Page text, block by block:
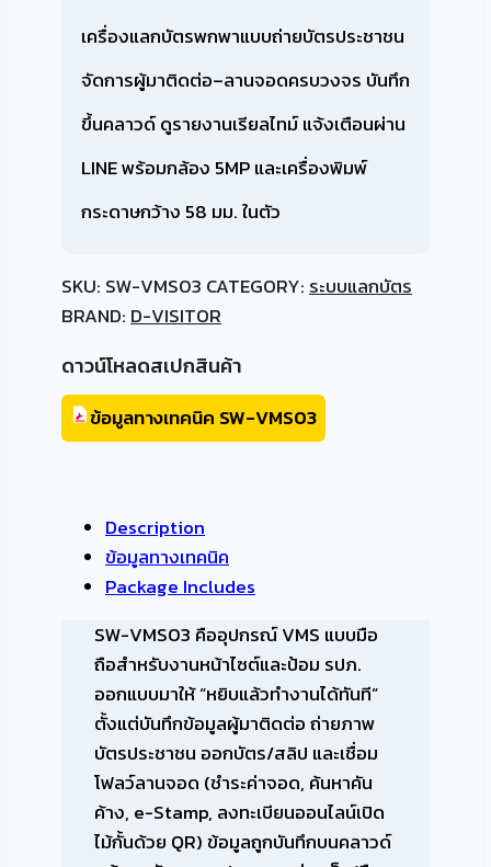
เครื่องแลกบัตรพกพาแบบถ่ายบัตรประชาชน
จัดการผู้มาติดต่อ–ลานจอดครบวงจร บันทึก
ขึ้นคลาวด์ ดูรายงานเรียลไทม์ แจ้งเตือนผ่าน
LINE พร้อมกล้อง 5MP และเครื่องพิมพ์
กระดาษกว้าง 58 มม. ในตัว
SKU: SW-VMS03 CATEGORY:ระบบแลกบัตร
BRAND:D-VISITOR
ดาวน์โหลดสเปกสินค้า
ข้อมูลทางเทคนิค SW-VMS03
Description
ข้อมูลทางเทคนิค
Package Includes
SW-VMS03 คืออุปกรณ์ VMS แบบมือ
ถือสำหรับงานหน้าไซต์และป้อม รปภ.
ออกแบบมาให้ “หยิบแล้วทำงานได้ทันที”
ตั้งแต่บันทึกข้อมูลผู้มาติดต่อ ถ่ายภาพ
บัตรประชาชน ออกบัตร/สลิป และเชื่อม
โฟลว์ลานจอด (ชำระค่าจอด, ค้นหาคัน
ค้าง, e-Stamp, ลงทะเบียนออนไลน์เปิด
ไม้กั้นด้วย QR) ข้อมูลถูกบันทึกบนคลาวด์